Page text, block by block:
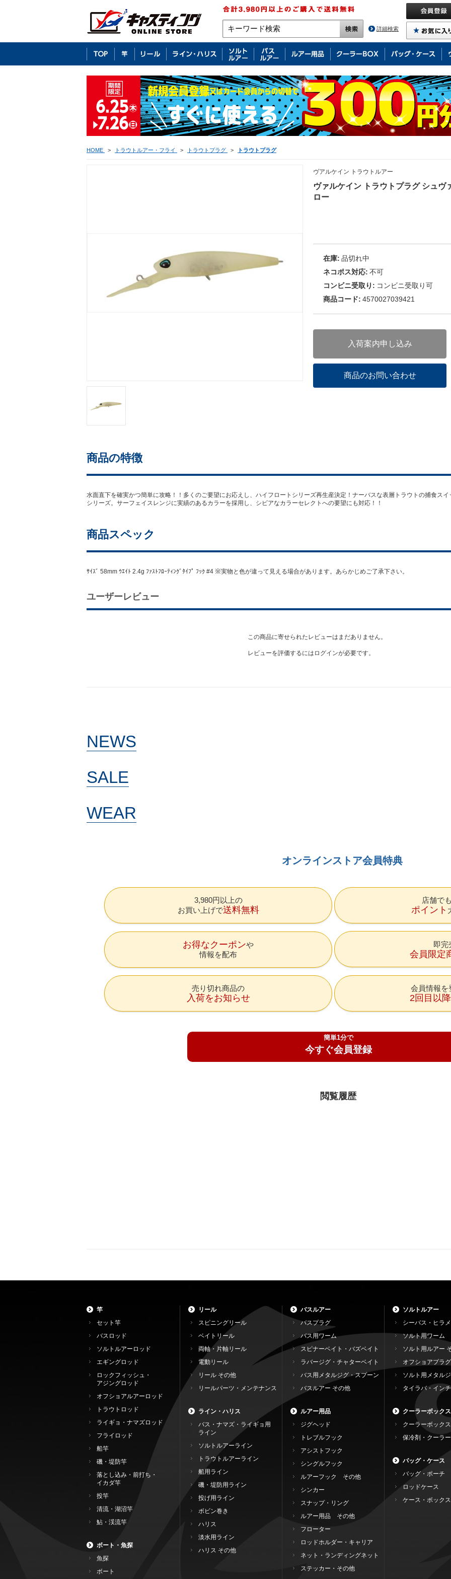
詳細検索
HOME > トラウトルアー・フライ > トラウトプラグ > トラウトプラグ
ヴアルケイン トラウトルアー
ヴァルケイン トラウトプラグ シュ
ロー
在庫: 品切れ中
ネコポス対応: 不可
コンビニ受取り: コンビニ受取り可
商品コード: 4570027039421
入荷案内申し込み
商品のお問い合わせ
商品の特徴
水面直下を確実かつ簡単に攻略！！多くのご要望にお応えし、ハイフロートシリーズ再生産決定！ナーバスな表層トラウトの捕食ス
シリーズ。サーフェイスレンジに実績のあるカラーを採用し、シビアなカラーセレクトへの要望にも対応！！
商品スペック
ｻｲｽﾞ 58mm ｳｴｲﾄ 2.4g ﾌｧｽﾄﾌﾛｰﾃｨﾝｸﾞﾀｲﾌﾟ ﾌｯｸ #4 ※実物と色が違って見える場合があります。あらかじめご了承下さい。
ユーザーレビュー
この商品に寄せられたレビューはまだありません。
レビューを評価するには ログインが必要です。
NEWS
SALE
WEAR
オンラインストア会員特典
3,980円以上の
お買い上げで送料無料
店舗で
ポイント
お得なクーポン
情報を配布
即完
会員限定
売り切れ商品の
入荷をお知らせ
会員情報を
2回目以
簡単1分で
今すぐ会員登録
閲覧履歴
竿
セット竿
バスロッド
ソルトルアーロッド
エギングロッド
ロックフィッシュ・
アジングロッド
オフショアルアーロッド
トラウトロッド
ライギョ・ナマズロッド
フライロッド
船竿
磯・堤防竿
落とし込み・前打ち・
イカダ竿
投竿
清流・湖沼竿
鮎・渓流竿
ボート・魚探
魚探
ボート
リール
スピニングリール
ベイトリール
両軸・片軸リール
電動リール
リール その他
リールパーツ・メンテナンス
ライン・ハリス
バス・ナマズ・ライギョ用
ライン
ソルトルアーライン
トラウトルアーライン
船用ライン
磯・堤防用ライン
投げ用ライン
ボビン巻き
ハリス
淡水用ライン
ハリス その他
バスルアー
バスプラグ
バス用ワーム
スピナーベイト・バズベイト
ラバージグ・チャターベイト
バス用メタルジグ・スプーン
バスルアー その他
ルアー用品
ジグヘッド
トレブルフック
アシストフック
シングルフック
ルアーフック その他
シンカー
スナップ・リング
ルアー用品 その他
フローター
ロッドホルダー・キャリア
ネット・ランディングネット
ステッカー・その他
ソルトルアー
シーバス・ヒラ
ソルト用ワーム
ソルト用ルアー
オフショアプラグ
ソルト用メタル
タイラバ・イン
クーラーボックス
クーラーボックス
保冷剤・クーラ
バッグ・ケース
バッグ・ポーチ
ロッドケース
ケース・ボックス